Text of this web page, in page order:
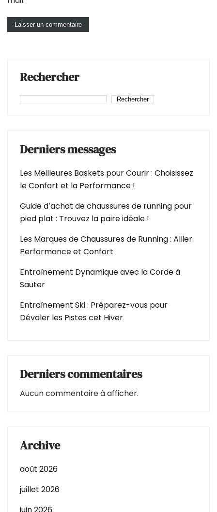
Rechercher
Rechercher
Derniers messages
Les Meilleures Baskets pour Courir : Choisissez
le Confort et la Performance !
Guide d’achat de chaussures de running pour
pied plat : Trouvez la paire idéale !
Les Marques de Chaussures de Running : Allier
Performance et Confort
Entraînement Dynamique avec la Corde à
Sauter
Entraînement Ski : Préparez-vous pour
Dévaler les Pistes cet Hiver
Derniers commentaires
Aucun commentaire à afficher.
Archive
août 2026
juillet 2026